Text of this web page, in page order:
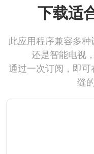
下载适
此应用程序兼容多
还是智能电视
通过一次订阅，即
缝